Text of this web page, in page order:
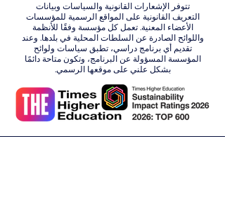
تتوفر الإشعارات القانونية والسياسات وبيانات
التعريف القانونية على المواقع الرسمية للمؤسسات
الأعضاء المعنية. تعمل كل مؤسسة وفقًا للأنظمة
واللوائح الصادرة عن السلطات المحلية في بلدها. وعند
تقديم أي برنامج دراسي، تطبق سياسات ولوائح
المؤسسة المسؤولة عن البرنامج، وتكون متاحة دائمًا
بشكل علني على موقعها الرسمي.